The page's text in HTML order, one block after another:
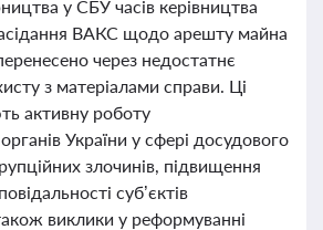
у СБУ часів керівництва
ВАКС щодо арешту майна
через недостатнє
з матеріалами справи. Ці
активну роботу
України у сфері досудового
злочинів, підвищення
суб’єктів
виклики у реформуванні